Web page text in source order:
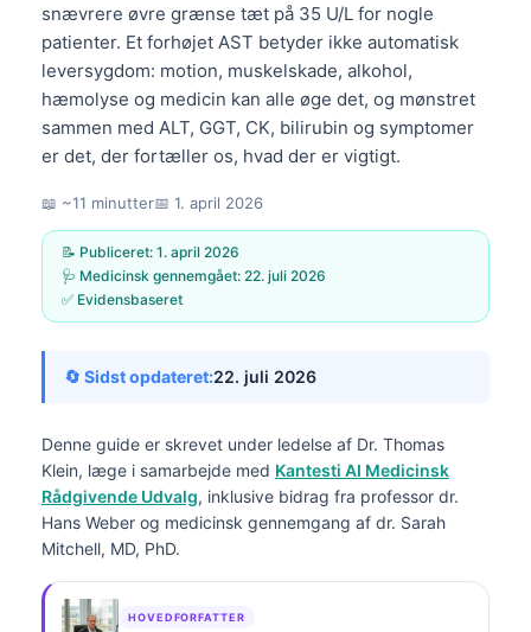
snævrere øvre grænse tæt på 35 U/L for nogle
patienter. Et forhøjet AST betyder ikke automatisk
leversygdom: motion, muskelskade, alkohol,
hæmolyse og medicin kan alle øge det, og mønstret
sammen med ALT, GGT, CK, bilirubin og symptomer
er det, der fortæller os, hvad der er vigtigt.
📖 ~11 minutter📅 1. april 2026
📝 Publiceret: 1. april 2026
🩺 Medicinsk gennemgået: 22. juli 2026
✅ Evidensbaseret
🔄 Sidst opdateret:22. juli 2026
Denne guide er skrevet under ledelse af Dr. Thomas
Klein, læge i samarbejde med Kantesti AI Medicinsk
Rådgivende Udvalg, inklusive bidrag fra professor dr.
Hans Weber og medicinsk gennemgang af dr. Sarah
Mitchell, MD, PhD.
HOVEDFORFATTER